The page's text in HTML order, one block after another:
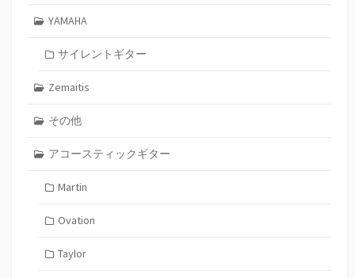
YAMAHA
サイレントギター
Zemaitis
その他
アコースティックギター
Martin
Ovation
Taylor